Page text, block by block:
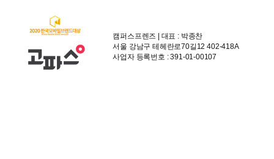
캠퍼스프렌즈 | 대표 : 박종찬
서울 강남구 테헤란로70길12 402-418A
사업자 등록번호 : 391-01-00107